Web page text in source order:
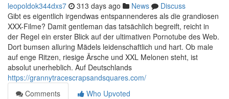
leopoldok344dxs7 313 days ago News
Discuss
Gibt es eigentlich irgendwas entspannenderes als die grandiosen
XXX-Filme? Damit gentleman das tatsächlich begreift, reicht in
der Regel ein erster Blick auf der ultimativen Pornotube des Web.
Dort bumsen alluring Mädels leidenschaftlich und hart. Ob male
auf enge Ritzen, riesige Ärsche und XXL Melonen steht, ist
absolut unerheblich. Auf Deutschlands
https://grannytracescrapsandsquares.com/
Comments
Who Upvoted